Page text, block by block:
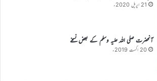
21 اپریل 2020ء
آنحضرت صلی اللہ علیہ وسلم کے بعض نسخے
20 اگست 2019ء